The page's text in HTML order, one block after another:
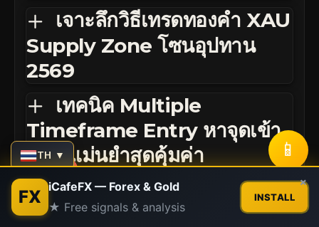
เจาะลึกวิธีเทรดทองคำ XAU
Supply Zone โซนอุปทาน
2569
เทคนิค Multiple
Timeframe Entry หาจุดเข้า
M15 แม่นยำสุดคุ้มค่า
Day Trading คู่มือฉบับ
สมบูรณ์: กลยุทธ์และ Session
TH ▼ 📱
FX iCafeFX — Forex & Gold
★ Free signals & analysis
INSTALL
×
Contact us
Open